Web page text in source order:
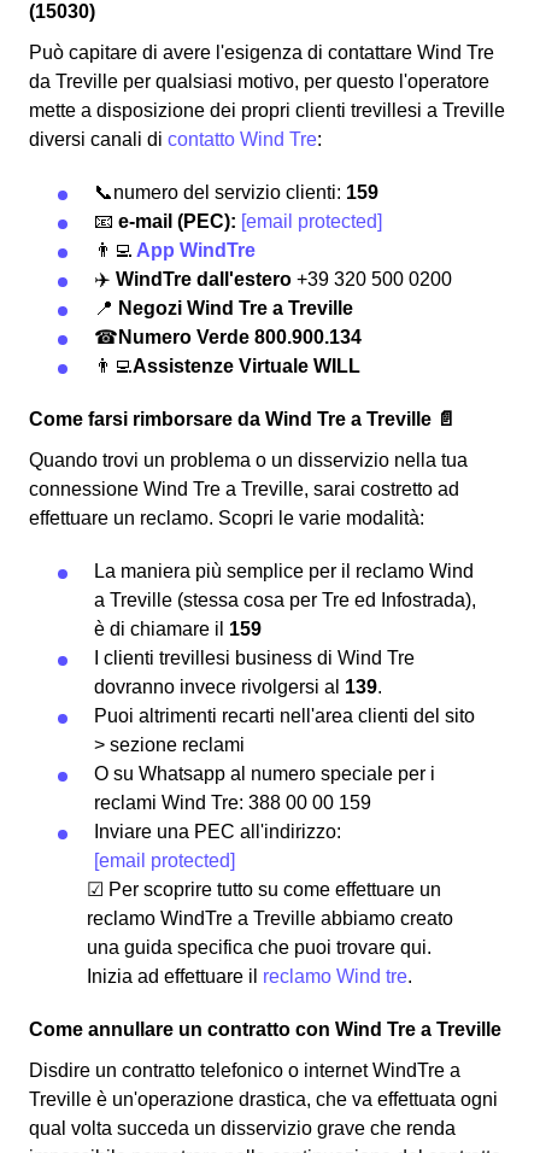
(15030)
Può capitare di avere l'esigenza di contattare Wind Tre
da Treville per qualsiasi motivo, per questo l'operatore
mette a disposizione dei propri clienti trevillesi a Treville
diversi canali di contatto Wind Tre:
📞numero del servizio clienti: 159
📧 e-mail (PEC): [email protected]
👨‍💻 App WindTre
✈️ WindTre dall'estero +39 320 500 0200
📍 Negozi Wind Tre a Treville
☎ Numero Verde 800.900.134
👨‍💻Assistenze Virtuale WILL
Come farsi rimborsare da Wind Tre a Treville 📄
Quando trovi un problema o un disservizio nella tua
connessione Wind Tre a Treville, sarai costretto ad
effettuare un reclamo. Scopri le varie modalità:
La maniera più semplice per il reclamo Wind
a Treville (stessa cosa per Tre ed Infostrada),
è di chiamare il 159
I clienti trevillesi business di Wind Tre
dovranno invece rivolgersi al 139.
Puoi altrimenti recarti nell'area clienti del sito
> sezione reclami
O su Whatsapp al numero speciale per i
reclami Wind Tre: 388 00 00 159
Inviare una PEC all'indirizzo:
[email protected]
☑ Per scoprire tutto su come effettuare un
reclamo WindTre a Treville abbiamo creato
una guida specifica che puoi trovare qui.
Inizia ad effettuare il reclamo Wind tre.
Come annullare un contratto con Wind Tre a Treville
Disdire un contratto telefonico o internet WindTre a
Treville è un'operazione drastica, che va effettuata ogni
qual volta succeda un disservizio grave che renda